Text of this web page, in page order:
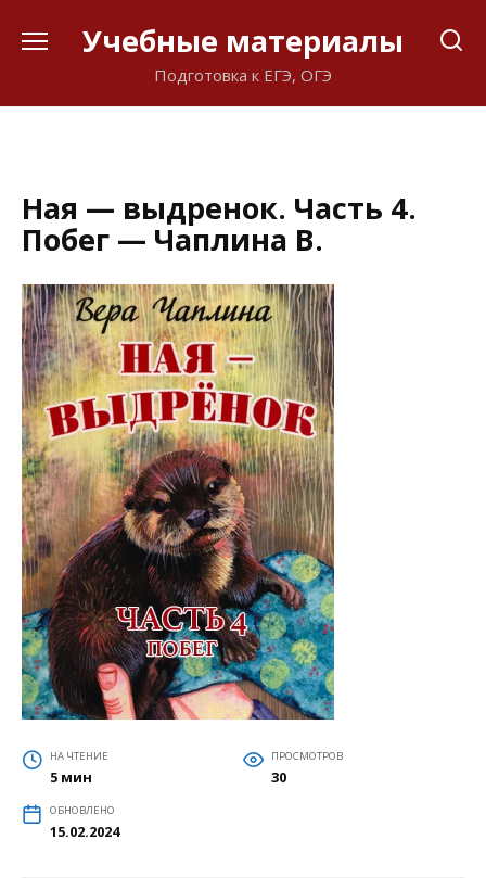
Учебные материалы
Подготовка к ЕГЭ, ОГЭ
Ная — выдренок. Часть 4.
Побег — Чаплина В.
НА ЧТЕНИЕ
5 мин
ПРОСМОТРОВ
30
ОБНОВЛЕНО
15.02.2024